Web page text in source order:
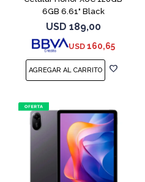
6GB 6.61" Black
USD 189,00
USD 160,65